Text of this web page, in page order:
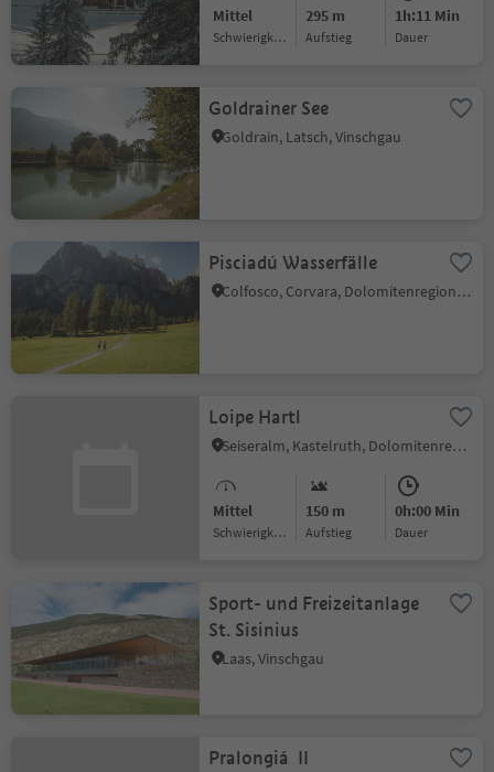
Mittel
Schwierigkeitsgrad
295 m
Aufstieg
1h:11 Min
Dauer
Goldrainer See
Goldrain, Latsch, Vinschgau
Pisciadú Wasserfälle
Colfosco, Corvara, Dolomitenregion Alta Badia
Loipe Hartl
Seiseralm, Kastelruth, Dolomitenregion Seiser Alm
Mittel
Schwierigkeitsgrad
150 m
Aufstieg
0h:00 Min
Dauer
Sport- und Freizeitanlage
St. Sisinius
Laas, Vinschgau
Pralongiá II